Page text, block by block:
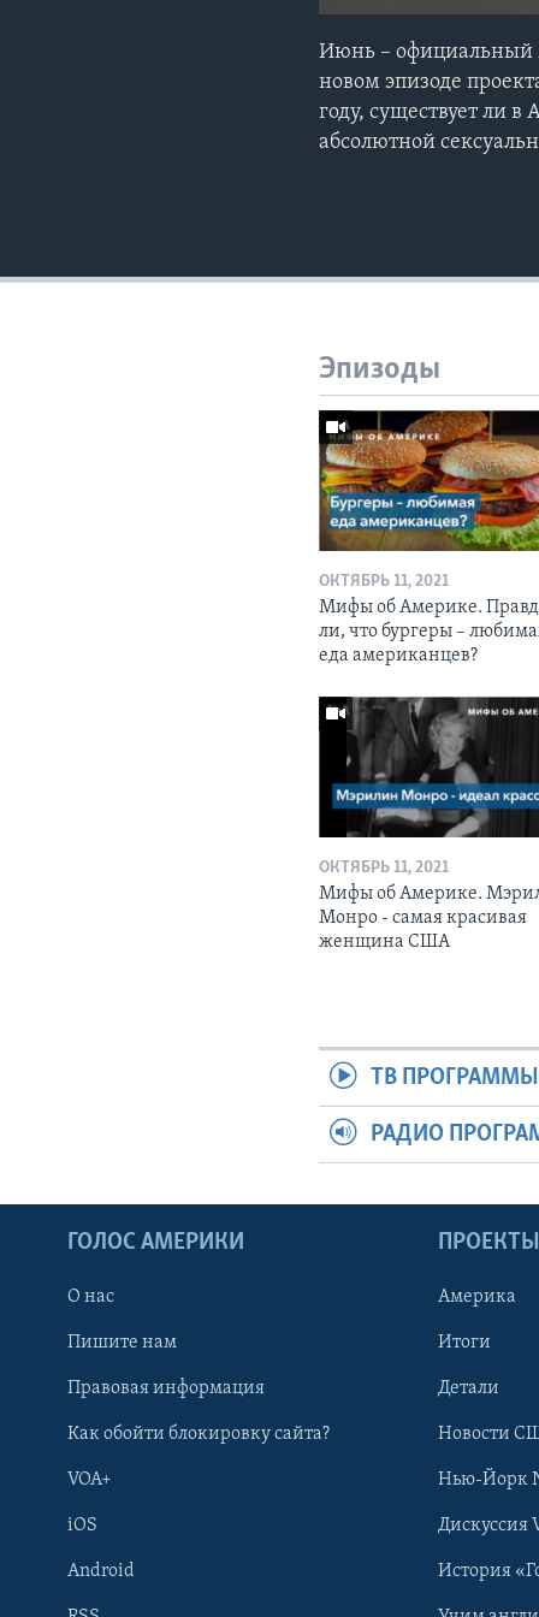
Июнь – официальный
новом эпизоде
году, существует ли
абсолютной
Эпизоды
ОКТЯБРЬ 11, 2021
Мифы об Америке.
ли, что бургеры –
еда американцев?
ОКТЯБРЬ 11, 2021
Мифы об Америке.
Монро - самая красивая
женщина США
ТВ ПРОГРАММЫ
РАДИО
ГОЛОС АМЕРИКИ
О нас
Пишите нам
Правовая информация
Как обойти блокировку сайта?
VOA+
iOS
Android
ПРОЕКТЫ
Америка
Итоги
Детали
Новости
Нью-Йорк
Дискуссия
История